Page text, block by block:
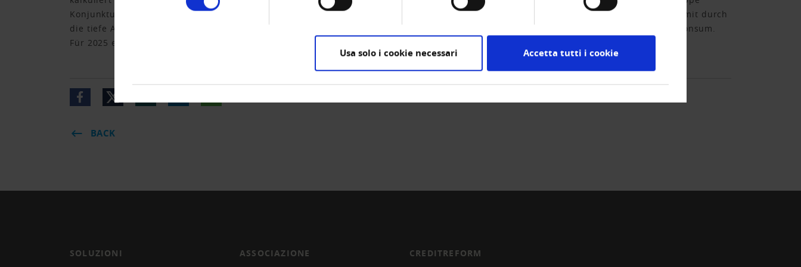
Usa solo i cookie necessari Accetta tutti i cookie
Konjunkturprognosen des Bundes rechnet wie die KOF mit einem «deutlich unterdurchschnittlichen» Wachstum von 1,2 Prozent. So sei mit durch
die tiefe Auslastung der Produktionskapazitäten bedingten, sinkenden Investitionen zu rechnen. Stützend wirke vor allem der private Konsum.
Für 2025 erwartet die Expertengruppe ein Wachstum von 1,7 Prozent.
BACK
SOLUZIONI ASSOCIAZIONE CREDITREFORM